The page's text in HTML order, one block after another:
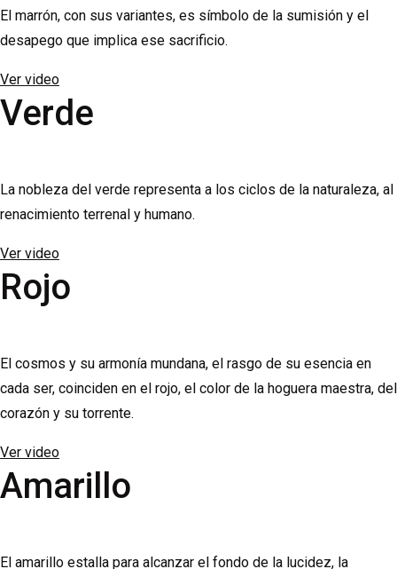
El marrón, con sus variantes, es símbolo de la sumisión y el
desapego que implica ese sacrificio.
Ver video
Verde
La nobleza del verde representa a los ciclos de la naturaleza, al
renacimiento terrenal y humano.
Ver video
Rojo
El cosmos y su armonía mundana, el rasgo de su esencia en
cada ser, coinciden en el rojo, el color de la hoguera maestra, del
corazón y su torrente.
Ver video
Amarillo
El amarillo estalla para alcanzar el fondo de la lucidez, la